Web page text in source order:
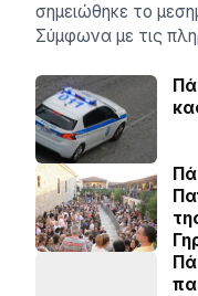
σημειώθηκε το
Σύμφωνα με τις